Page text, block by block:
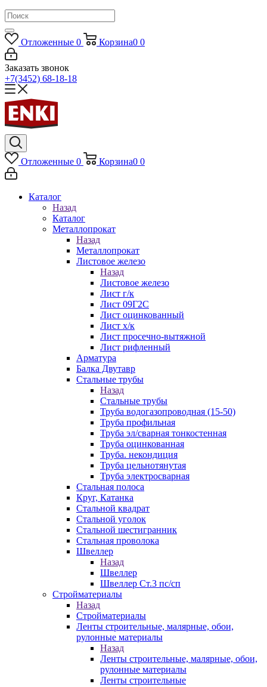
Отложенные 0 Корзина0 0
Заказать звонок
+7(3452) 68-18-18
Отложенные 0 Корзина0 0
Каталог
Назад
Каталог
Металлопрокат
Назад
Металлопрокат
Листовое железо
Назад
Листовое железо
Лист г/к
Лист 09Г2С
Лист оцинкованный
Лист х/к
Лист просечно-вытяжной
Лист рифленный
Арматура
Балка Двутавр
Стальные трубы
Назад
Стальные трубы
Труба водогазопроводная (15-50)
Труба профильная
Труба эл/сварная тонкостенная
Труба оцинкованная
Труба. некондиция
Труба цельнотянутая
Труба электросварная
Стальная полоса
Круг, Катанка
Стальной квадрат
Стальной уголок
Стальной шестигранник
Стальная проволока
Швеллер
Назад
Швеллер
Швеллер Ст.3 пс/сп
Стройматериалы
Назад
Стройматериалы
Ленты строительные, малярные, обои,
рулонные материалы
Назад
Ленты строительные, малярные, обои,
рулонные материалы
Ленты строительные